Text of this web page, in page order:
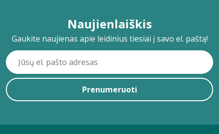
Naujienlaiškis
Gaukite naujienas apie leidinius tiesiai į savo el. paštą!
Prenumeruoti